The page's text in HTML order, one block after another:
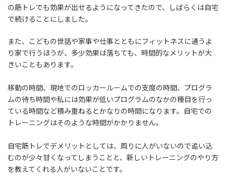
の筋トレでも効果が出せるようになってきたので、しばらくは自宅
で続けることにしました。
また、こどもの世話や家事や仕事とともにフィットネスに通うよ
り家で行うほうが、多少効果は落ちても、時間的なメリットが大
きいこともあります。
移動の時間、現地でのロッカールームでの支度の時間、プログラ
ムの待ち時間や私には効果が低いプログラムのなかの種目を行っ
ている時間など積み重ねるとかなりの時間になります。自宅での
トレーニングはそのような時間がかかりません。
自宅筋トレでデメリットとしては、周りに人がいないので追い込
むのが少々甘くなってしまうことと、新しいトレーニングのやり方
を教えてくれる人がいないことです。